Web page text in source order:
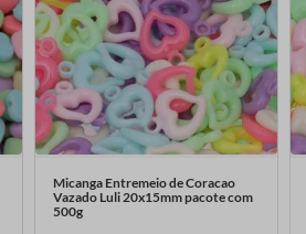
Micanga Entremeio de Coracao
Vazado Luli 20x15mm pacote com
500g